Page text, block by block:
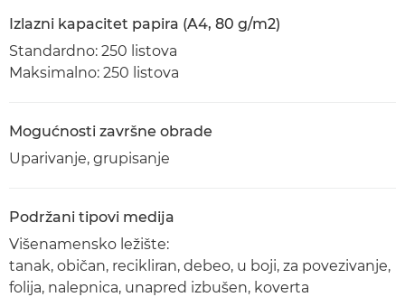
Izlazni kapacitet papira (A4, 80 g/m2)
Standardno: 250 listova
Maksimalno: 250 listova
Mogućnosti završne obrade
Uparivanje, grupisanje
Podržani tipovi medija
Višenamensko ležište:
tanak, običan, recikliran, debeo, u boji, za povezivanje,
folija, nalepnica, unapred izbušen, koverta